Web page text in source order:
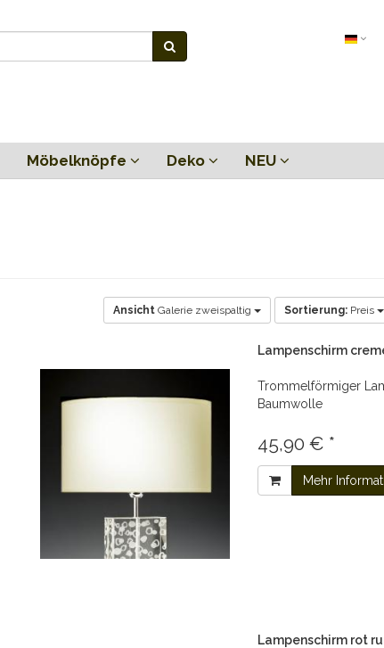
Möbelknöpfe Deko NEU
Ansicht Galerie zweispaltig Sortierung: Preis
Lampenschirm
Trommelförmiger
Baumwolle
45,90 € *
Mehr
Lampenschirm rot